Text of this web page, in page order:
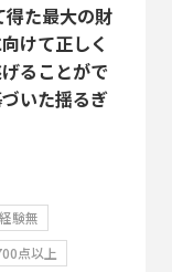
得た最大の財
けて正しく
ることがで
いた揺るぎ
験無
点以上